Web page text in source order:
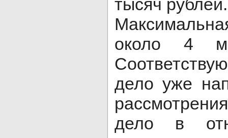
тысяч рублей.
около 4
дело уже
дело в